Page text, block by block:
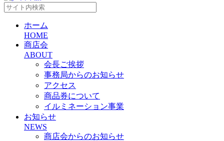
ホーム
HOME
商店会
ABOUT
会長ご挨拶
事務局からのお知らせ
アクセス
商品券について
イルミネーション事業
お知らせ
NEWS
商店会からのお知らせ